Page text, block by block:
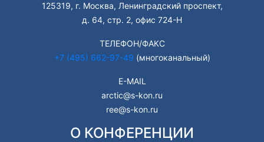
125319, г. Москва, Ленинградский проспект,
д. 64, стр. 2, офис 724-Н
ТЕЛЕФОН/ФАКС
+7 (495) 662-97-49 (многоканальный)
E-MAIL
arctic@s-kon.ru
ree@s-kon.ru
О КОНФЕРЕНЦИИ